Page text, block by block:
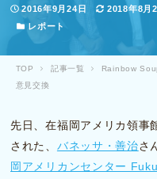
投稿日
2016年9月24日 更新日
2018年8月
カテゴリー
レポート
TOP 記事一覧 Rainbow
意見交換
先日、在福岡アメリカ領事
された、 バネッサ・善治さ
岡アメリカンセンター